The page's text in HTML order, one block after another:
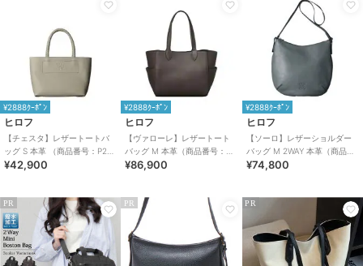
¥2888ｸｰﾎﾟﾝ
ヒロフ
【チェスタ】レザートートバ
ッグ S 本革 （商品番号：P25
－30530）
¥42,900
¥2888ｸｰﾎﾟﾝ
ヒロフ
【ヴァローレ】レザートート
バッグ M 本革（商品番号：
P25-35313）
¥86,900
¥2888ｸｰﾎﾟﾝ
ヒロフ
【ソーロ】レザーショルダー
バッグ M 2WAY 本革（商品番
号：P25-20609）
¥74,800
PR PR PR